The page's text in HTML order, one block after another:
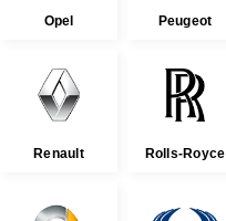
Opel Peugeot
Renault Rolls-Royce